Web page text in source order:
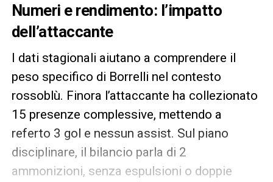
Numeri e rendimento: l’impatto
dell’attaccante
I dati stagionali aiutano a comprendere il
peso specifico di Borrelli nel contesto
rossoblù. Finora l’attaccante ha collezionato
15 presenze complessive, mettendo a
referto 3 gol e nessun assist. Sul piano
disciplinare, il bilancio parla di 2
ammonizioni, senza espulsioni o doppie